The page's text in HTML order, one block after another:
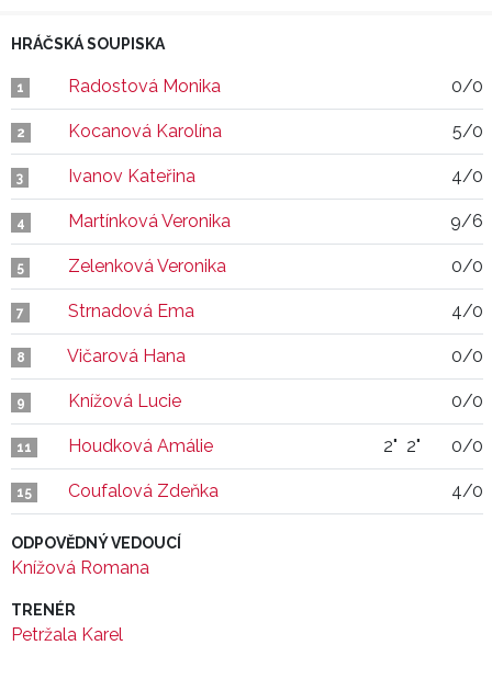
HRÁČSKÁ SOUPISKA
1 Radostová Monika 0/0
2 Kocanová Karolína 5/0
3 Ivanov Kateřina 4/0
4 Martínková Veronika 9/6
5 Zelenková Veronika 0/0
7 Strnadová Ema 4/0
8 Vičarová Hana 0/0
9 Knížová Lucie 0/0
11 Houdková Amálie 2" 2" 0/0
15 Coufalová Zdeňka 4/0
ODPOVĚDNÝ VEDOUCÍ
Knížová Romana
TRENÉR
Petržala Karel